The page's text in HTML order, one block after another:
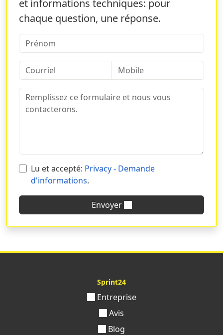
Pourquoi choisir Sprint24 pour
l'impression d'étuis pour
bouteilles
L'attention portée aux besoins du client, desproduits
de qualitéet une utilisation judicieuse des ressources
ne sont que quelques-unes des garanties de Sprint24.
Sur notre site, vous pouvez commander en toute
autonomie l'impression
à étudier le bon produit en fonction de vos besoins.
Vous pouvez également nous contacter pour une
vérification du devis calculé en ligne : à chaque
demande reçue par courriel ou par téléphone, nous
répondons toujours dans les quelques heures.
et informations techniques: pour
chaque question, une réponse.
Lu et accepté: Privacy - Demande
d'informations.
Envoyer
Sprint24
Entreprise
Avis
Blog